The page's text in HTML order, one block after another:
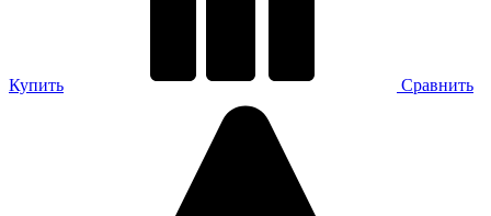
Купить Сравнить